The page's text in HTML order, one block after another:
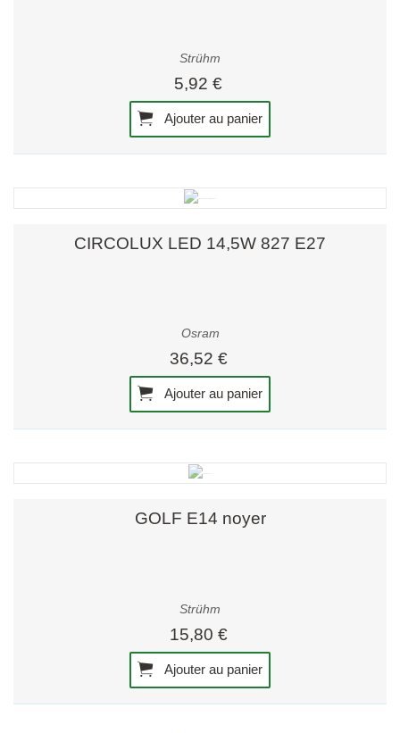
Strühm
5,92 €
Ajouter au panier
CIRCOLUX LED 14,5W 827 E27
Osram
36,52 €
Ajouter au panier
GOLF E14 noyer
Strühm
15,80 €
Ajouter au panier